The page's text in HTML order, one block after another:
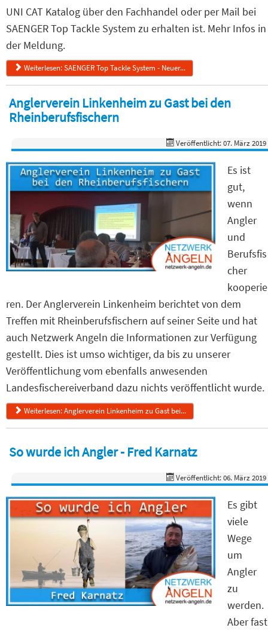
UNI CAT Katalog über den Fachhandel oder per Mail bei
SAENGER Top Tackle System zu erhalten ist. Mehr Infos in
der Meldung.
Weiterlesen: SAENGER Top Tackle System - Neuer...
Anglerverein Linkenheim zu Gast bei den
Rheinberufsfischern
Veröffentlicht: 07. März 2019
Es ist
gut,
wenn
Angler
und
Berufsfis
cher
kooperie
ren. Der Anglerverein Linkenheim berichtet von dem
Treffen mit Rheinberufsfischern auf seiner Seite und hat
auch Netzwerk Angeln die Informationen zur Verfügung
gestellt. Dies ist umso wichtiger, da bis zu unserer
Veröffentlichung vom ebenfalls anwesenden
Landesfischereiverband dazu nichts veröffentlicht wurde.
Weiterlesen: Anglerverein Linkenheim zu Gast bei...
So wurde ich Angler - Fred Karnatz
Veröffentlicht: 06. März 2019
Es gibt
viele
Wege
um
Angler
zu
werden.
Aber fast